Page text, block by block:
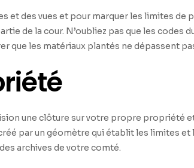
et des vues et pour marquer les limites
de la cour. N’oubliez pas que les codes
que les matériaux plantés ne dépassent
une clôture sur votre propre propriété
par un géomètre qui établit les limites et
archives de votre comté.